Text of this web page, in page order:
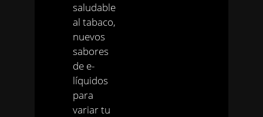
saludable
al tabaco,
nuevos
sabores
de e-
líquidos
para
variar tu